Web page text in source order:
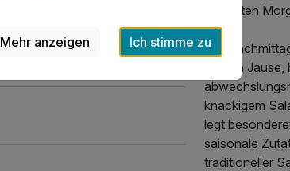
perfekten
Am
kleinen
knackigem
legt
saisonale
traditioneller
Mehr anzeigen Ich stimme zu